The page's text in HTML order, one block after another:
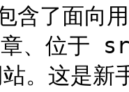
含了面向
、位于
。这是新